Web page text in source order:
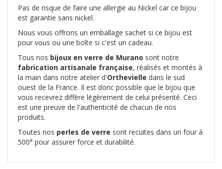
Pas de risque de faire une allergie au Nickel car ce bijou
est garantie sans nickel.
Nous vous offrons un emballage sachet si ce bijou est
pour vous ou une boîte si c'est un cadeau.
Tous nos bijoux en verre de Murano sont notre
fabrication artisanale française, réalisés et montés à
la main dans notre atelier d'Orthevielle dans le sud
ouest de la France. Il est donc possible que le bijou que
vous recevrez diffère légèrement de celui présenté. Ceci
est une preuve de l'authenticité de chacun de nos
produits.
Toutes nos perles de verre sont recuites dans un four à
500° pour assurer force et durabilité.